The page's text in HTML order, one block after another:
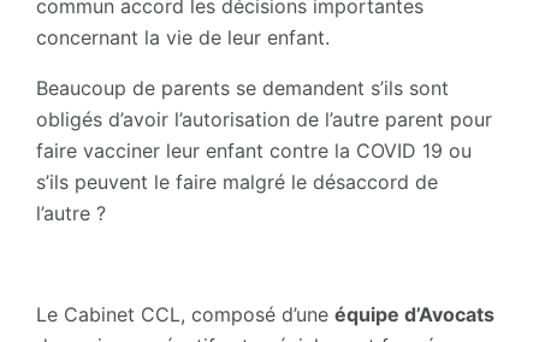
commun accord les décisions importantes
concernant la vie de leur enfant.
Beaucoup de parents se demandent s’ils sont
obligés d’avoir l’autorisation de l’autre parent pour
faire vacciner leur enfant contre la COVID 19 ou
s’ils peuvent le faire malgré le désaccord de
l’autre ?
Le Cabinet CCL, composé d’une équipe d’Avocats